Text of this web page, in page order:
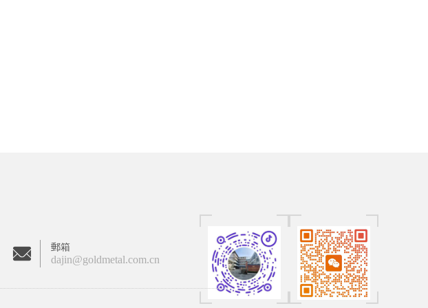
郵箱
dajin@goldmetal.com.cn